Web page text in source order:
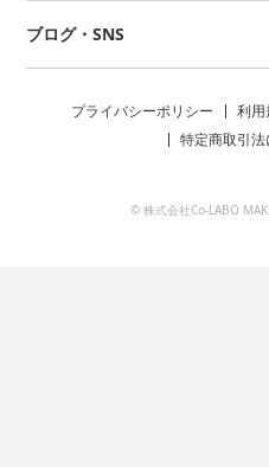
ブログ・SNS
プライバシーポリシー 利用
特定商取引
© 株式会社Co-LABO